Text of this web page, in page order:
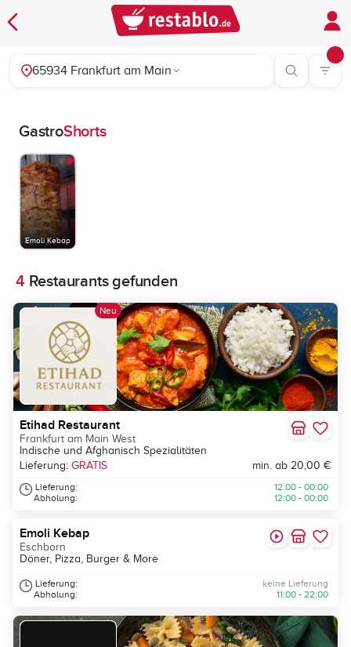
65934 Frankfurt am Main
GastroShorts
Emoli Kebap
4 Restaurants gefunden
Neu
Etihad Restaurant
Frankfurt am Main West
Indische und Afghanisch Spezialitäten
Lieferung: GRATIS min. ab 20,00 €
Lieferung:
Abholung:
12:00 - 00:00
12:00 - 00:00
Emoli Kebap
Eschborn
Döner, Pizza, Burger & More
Lieferung:
Abholung:
keine Lieferung
11:00 - 22:00